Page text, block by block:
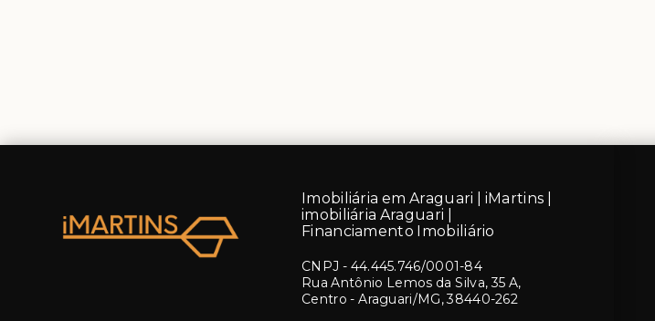
Imobiliária em Araguari | iMartins |
imobiliária Araguari |
Financiamento Imobiliário
CNPJ - 44.445.746/0001-84
Rua Antônio Lemos da Silva, 35 A,
Centro - Araguari/MG, 38440-262